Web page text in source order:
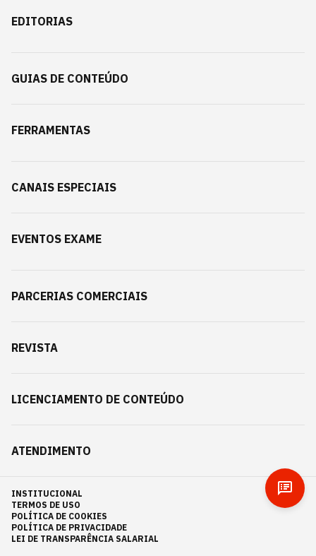
EDITORIAS
GUIAS DE CONTEÚDO
FERRAMENTAS
CANAIS ESPECIAIS
EVENTOS EXAME
PARCERIAS COMERCIAIS
REVISTA
LICENCIAMENTO DE CONTEÚDO
ATENDIMENTO
INSTITUCIONAL
TERMOS DE USO
POLÍTICA DE COOKIES
POLÍTICA DE PRIVACIDADE
LEI DE TRANSPARÊNCIA SALARIAL